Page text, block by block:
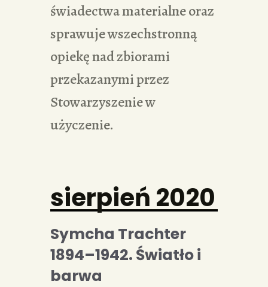
świadectwa materialne oraz
sprawuje wszechstronną
opiekę nad zbiorami
przekazanymi przez
Stowarzyszenie w
użyczenie.
sierpień 2020
Symcha Trachter
1894–1942. Światło i
barwa